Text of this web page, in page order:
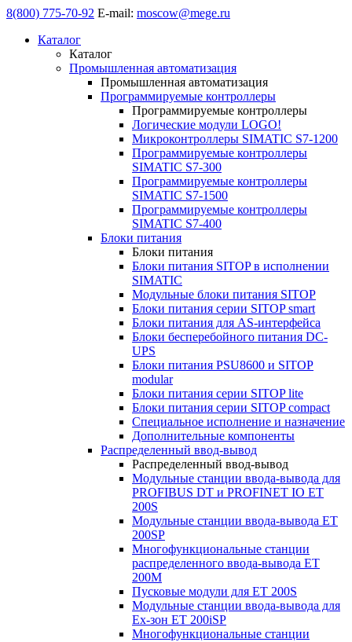
8(800) 775-70-92 E-mail: moscow@mege.ru
Каталог
Каталог
Промышленная автоматизация
Промышленная автоматизация
Программируемые контроллеры
Программируемые контроллеры
Логические модули LOGO!
Микроконтроллеры SIMATIC S7-1200
Программируемые контроллеры
SIMATIC S7-300
Программируемые контроллеры
SIMATIC S7-1500
Программируемые контроллеры
SIMATIC S7-400
Блоки питания
Блоки питания
Блоки питания SITOP в исполнении
SIMATIC
Модульные блоки питания SITOP
Блоки питания серии SITOP smart
Блоки питания для AS-интерфейса
Блоки бесперебойного питания DC-
UPS
Блоки питания PSU8600 и SITOP
modular
Блоки питания серии SITOP lite
Блоки питания серии SITOP compact
Специальное исполнение и назначение
Дополнительные компоненты
Распределенный ввод-вывод
Распределенный ввод-вывод
Модульные станции ввода-вывода для
PROFIBUS DT и PROFINET IO ET
200S
Модульные станции ввода-вывода ET
200SP
Многофункциональные станции
распределенного ввода-вывода ET
200M
Пусковые модули для ET 200S
Модульные станции ввода-вывода для
Ex-зон ET 200iSP
Многофункциональные станции